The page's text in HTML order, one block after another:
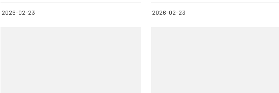
2026-02-23 2026-02-23